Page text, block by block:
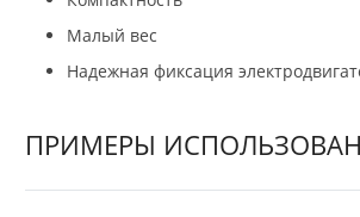
Малый вес
Надежная фиксация
ПРИМЕРЫ